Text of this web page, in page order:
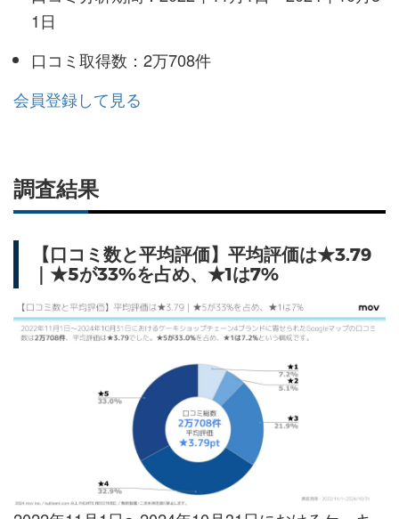
1日
口コミ取得数：2万708件
会員登録して見る
調査結果
【口コミ数と平均評価】平均評価は★3.79
｜★5が33%を占め、★1は7%